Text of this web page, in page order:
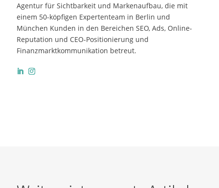
Agentur für Sichtbarkeit und Markenaufbau, die mit
einem 50-köpfigen Expertenteam in Berlin und
München Kunden in den Bereichen SEO, Ads, Online-
Reputation und CEO-Positionierung und
Finanzmarktkommunikation betreut.